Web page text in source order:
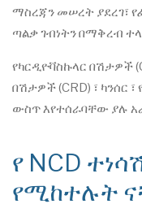
ማስረጃን መሠረት ያደረገ፣
ጣልቃ ገብነትን በማቅረብ
የካርዲዮቫስኩላር በሽታዎች
በሽታዎች (CRD) ፣ ካንሰር
ውስጥ እየተሰራባቸው ያሉ
የ NCD
የሚከተሉት